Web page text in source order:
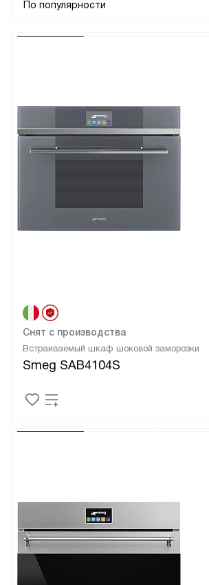
По популярности
Встраиваемый шкаф шоковой заморозки
Smeg SAB4104S
Снят с производства